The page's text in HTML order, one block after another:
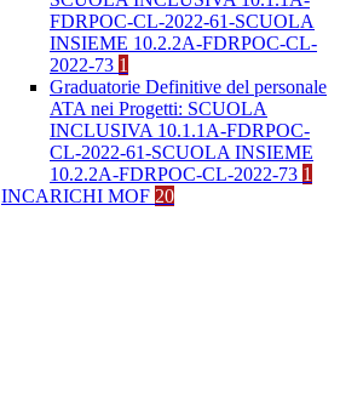
FDRPOC-CL-2022-61-SCUOLA
INSIEME 10.2.2A-FDRPOC-CL-
2022-73 1
Graduatorie Definitive del personale
ATA nei Progetti: SCUOLA
INCLUSIVA 10.1.1A-FDRPOC-
CL-2022-61-SCUOLA INSIEME
10.2.2A-FDRPOC-CL-2022-73 1
INCARICHI MOF 20